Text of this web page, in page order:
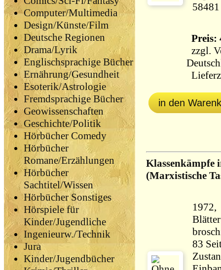
Computer/Multimedia
Design/Künste/Film
Deutsche Regionen
Drama/Lyrik
Englischsprachige Bücher
Ernährung/Gesundheit
Esoterik/Astrologie
Fremdsprachige Bücher
Geowissenschaften
Geschichte/Politik
Hörbücher Comedy
Hörbücher
Romane/Erzählungen
Hörbücher
Sachtitel/Wissen
Hörbücher Sonstiges
Hörspiele für
Kinder/Jugendliche
Ingenieurw./Technik
Jura
Kinder/Jugendbücher
58481
Preis:
zzgl.
in den
Klassenkämpfe
(Marxistische
1972,